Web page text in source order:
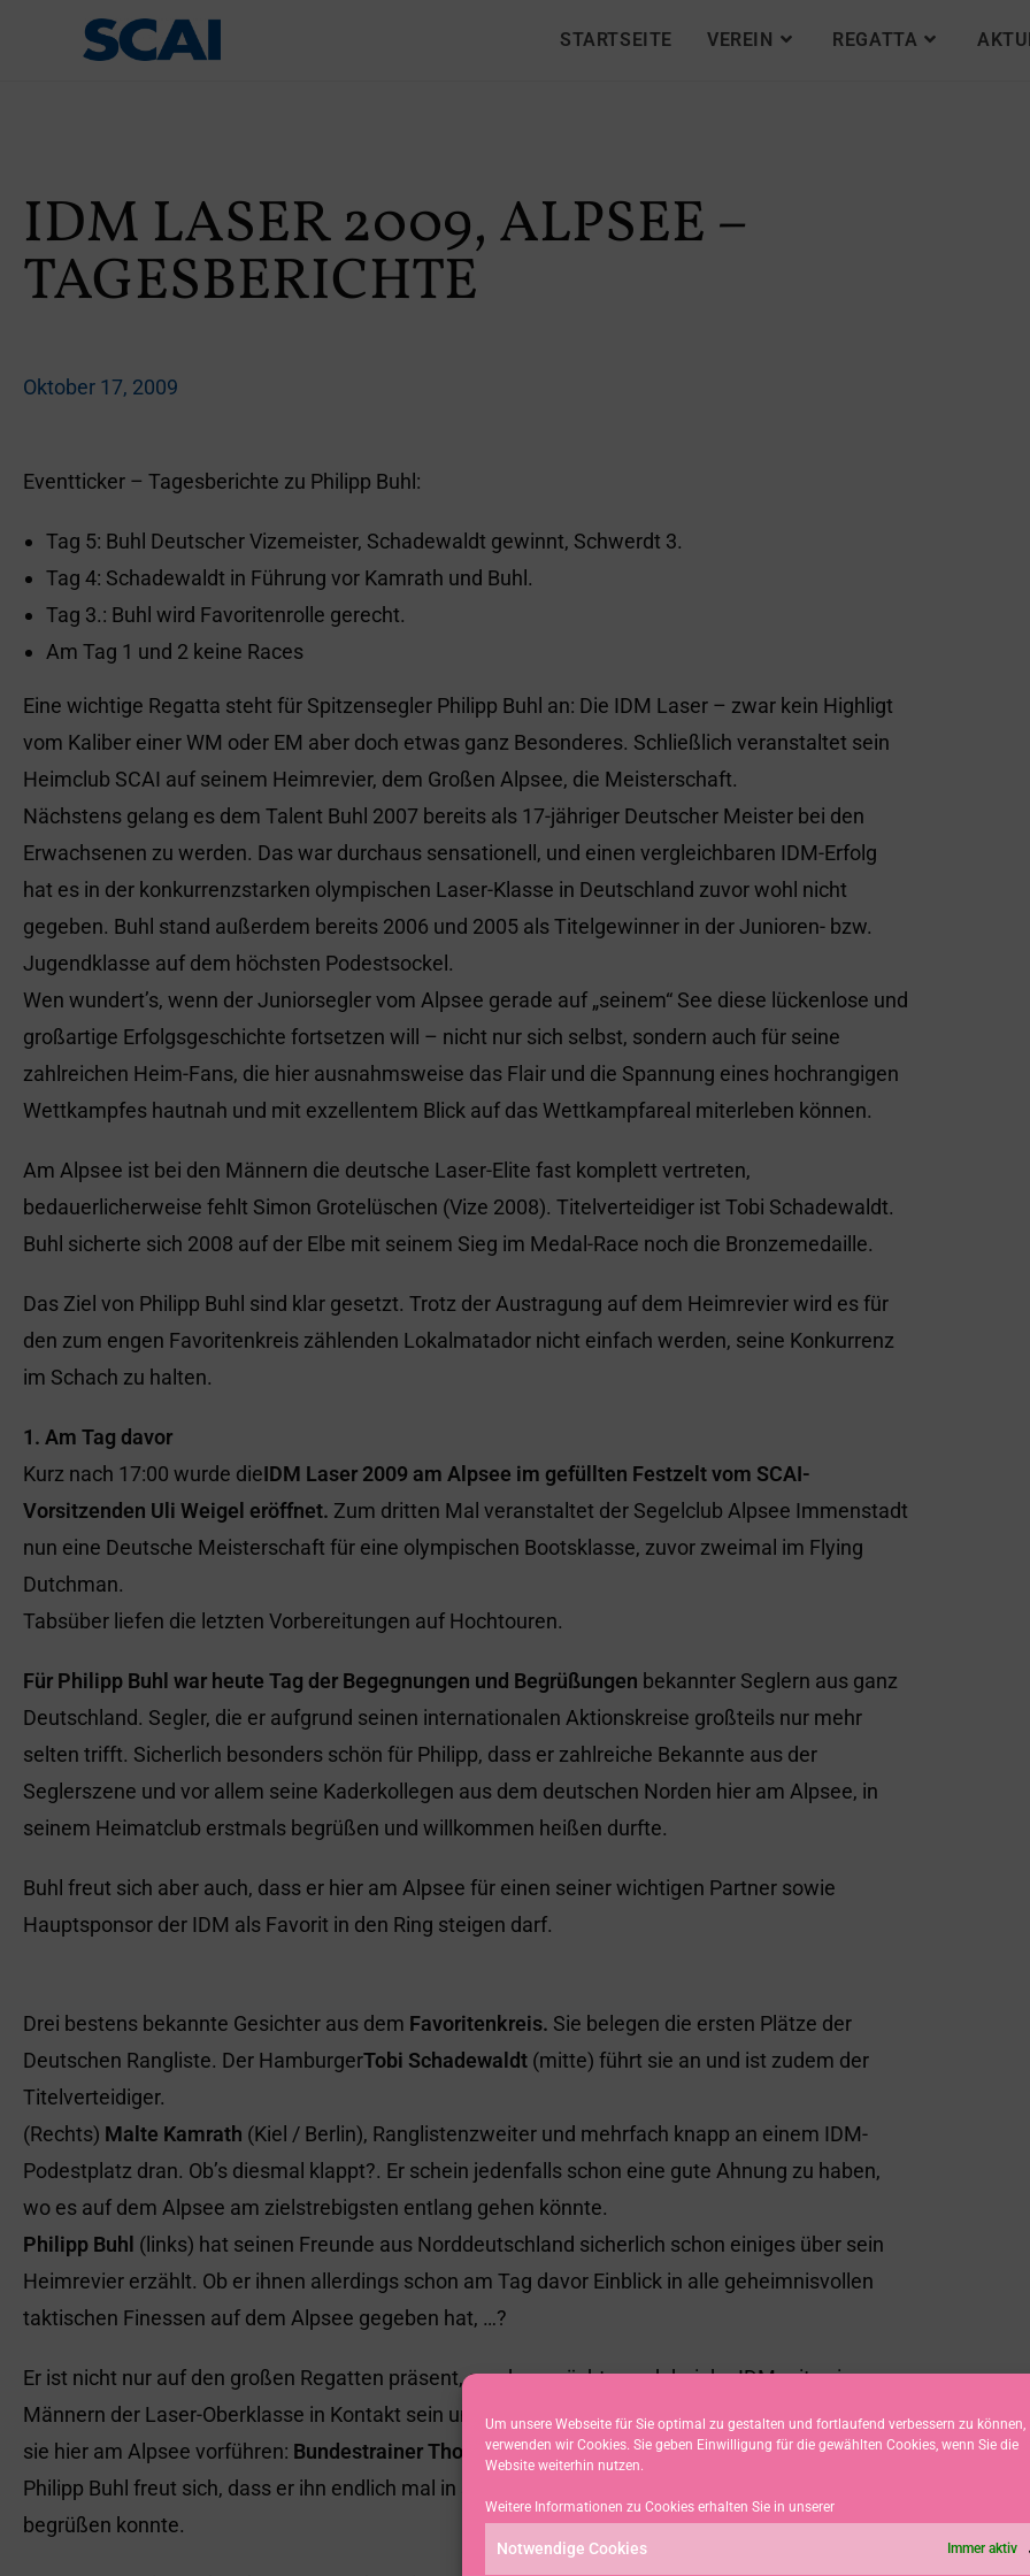
Um unsere Webseite für Sie optimal zu gestalten und fortlaufend verbessern zu können,
verwenden wir Cookies. Sie geben Einwilligung für die gewählten Cookies, wenn Sie die
Website weiterhin nutzen.
Weitere Informationen zu Cookies erhalten Sie in unserer
Notwendige Cookies Immer aktiv
STARTSEITE VEREIN REGATTA
IDM LASER 2009, ALPSEE –
TAGESBERICHTE
Oktober 17, 2009
Eventticker – Tagesberichte zu Philipp Buhl:
Tag 5: Buhl Deutscher Vizemeister, Schadewaldt gewinnt, Schwerdt 3.
Tag 4: Schadewaldt in Führung vor Kamrath und Buhl.
Tag 3.: Buhl wird Favoritenrolle gerecht.
Am Tag 1 und 2 keine Races
Eine wichtige Regatta steht für Spitzensegler Philipp Buhl an: Die IDM Laser – zwar kein Highligt
vom Kaliber einer WM oder EM aber doch etwas ganz Besonderes. Schließlich veranstaltet sein
Heimclub SCAI auf seinem Heimrevier, dem Großen Alpsee, die Meisterschaft.
Nächstens gelang es dem Talent Buhl 2007 bereits als 17-jähriger Deutscher Meister bei den
Erwachsenen zu werden. Das war durchaus sensationell, und einen vergleichbaren IDM-Erfolg
hat es in der konkurrenzstarken olympischen Laser-Klasse in Deutschland zuvor wohl nicht
gegeben. Buhl stand außerdem bereits 2006 und 2005 als Titelgewinner in der Junioren- bzw.
Jugendklasse auf dem höchsten Podestsockel.
Wen wundert’s, wenn der Juniorsegler vom Alpsee gerade auf „seinem“ See diese lückenlose und
großartige Erfolgsgeschichte fortsetzen will – nicht nur sich selbst, sondern auch für seine
zahlreichen Heim-Fans, die hier ausnahmsweise das Flair und die Spannung eines hochrangigen
Wettkampfes hautnah und mit exzellentem Blick auf das Wettkampfareal miterleben können.
Am Alpsee ist bei den Männern die deutsche Laser-Elite fast komplett vertreten,
bedauerlicherweise fehlt Simon Grotelüschen (Vize 2008). Titelverteidiger ist Tobi Schadewaldt.
Buhl sicherte sich 2008 auf der Elbe mit seinem Sieg im Medal-Race noch die Bronzemedaille.
Das Ziel von Philipp Buhl sind klar gesetzt. Trotz der Austragung auf dem Heimrevier wird es für
den zum engen Favoritenkreis zählenden Lokalmatador nicht einfach werden, seine Konkurrenz
im Schach zu halten.
1. Am Tag davor
Kurz nach 17:00 wurde dieIDM Laser 2009 am Alpsee im gefüllten Festzelt vom SCAI-
Vorsitzenden Uli Weigel eröffnet. Zum dritten Mal veranstaltet der Segelclub Alpsee Immenstadt
nun eine Deutsche Meisterschaft für eine olympischen Bootsklasse, zuvor zweimal im Flying
Dutchman.
Tabsüber liefen die letzten Vorbereitungen auf Hochtouren.
Für Philipp Buhl war heute Tag der Begegnungen und Begrüßungen bekannter Seglern aus ganz
Deutschland. Segler, die er aufgrund seinen internationalen Aktionskreise großteils nur mehr
selten trifft. Sicherlich besonders schön für Philipp, dass er zahlreiche Bekannte aus der
Seglerszene und vor allem seine Kaderkollegen aus dem deutschen Norden hier am Alpsee, in
seinem Heimatclub erstmals begrüßen und willkommen heißen durfte.
Buhl freut sich aber auch, dass er hier am Alpsee für einen seiner wichtigen Partner sowie
Hauptsponsor der IDM als Favorit in den Ring steigen darf.
Drei bestens bekannte Gesichter aus dem Favoritenkreis. Sie belegen die ersten Plätze der
Deutschen Rangliste. Der HamburgerTobi Schadewaldt (mitte) führt sie an und ist zudem der
Titelverteidiger.
(Rechts) Malte Kamrath (Kiel / Berlin), Ranglistenzweiter und mehrfach knapp an einem IDM-
Podestplatz dran. Ob’s diesmal klappt?. Er schein jedenfalls schon eine gute Ahnung zu haben,
wo es auf dem Alpsee am zielstrebigsten entlang gehen könnte.
Philipp Buhl (links) hat seinen Freunde aus Norddeutschland sicherlich schon einiges über sein
Heimrevier erzählt. Ob er ihnen allerdings schon am Tag davor Einblick in alle geheimnisvollen
taktischen Finessen auf dem Alpsee gegeben hat, …?
Er ist nicht nur auf den großen Regatten präsent, sondern möchte auch bei der IDM mit seinen
Männern der Laser-Oberklasse in Kontakt sein und in entspannter Atmosphäre begutachten, was
sie hier am Alpsee vorführen: Bundestrainer Thomas Piesker(rechts).
Philipp Buhl freut sich, dass er ihn endlich mal in seiner Heimat, dem Oberallgäu, dem Alpsee
begrüßen konnte.